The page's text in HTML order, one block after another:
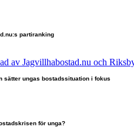
partiranking
sätter ungas bostadssituation i fokus
för unga?